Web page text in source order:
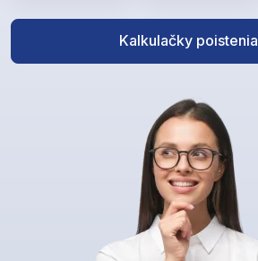
Kalkulačky poistenia